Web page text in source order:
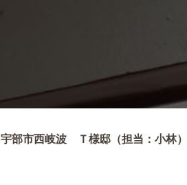
宇部市西岐波 Ｔ様邸（担当：小林）